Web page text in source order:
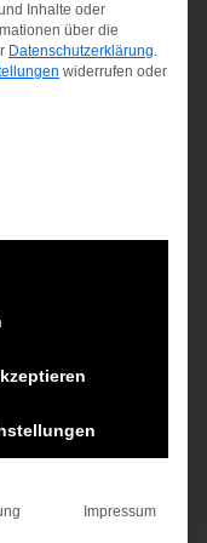
für eine
an.
aus
sorgen
unter dem
Inhalte oder
über die
Datenschutzerklärung
widerrufen oder
für die eine
Impressum